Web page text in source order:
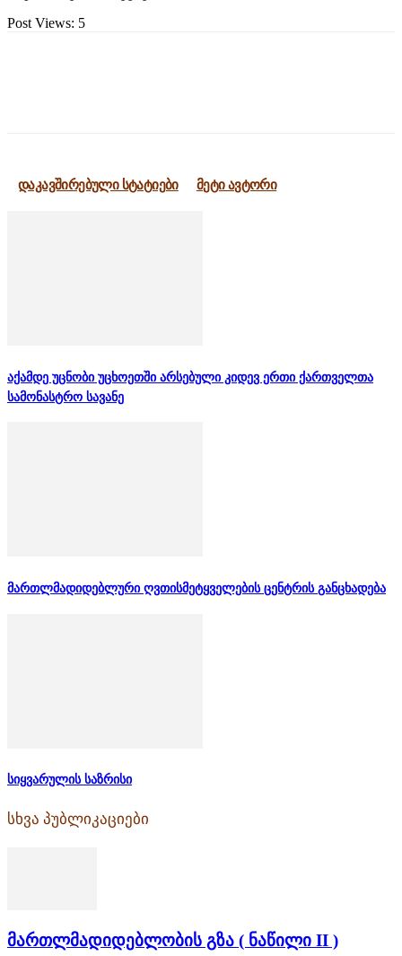
Post Views: 5
დაკავშირებული სტატიები მეტი ავტორი
აქამდე უცნობი უცხოეთში არსებული კიდევ ერთი ქართველთა
სამონასტრო სავანე
მართლმადიდებლური ღვთისმეტყველების ცენტრის განცხადება
სიყვარულის საზრისი
სხვა პუბლიკაციები
მართლმადიდებლობის გზა ( ნაწილი II )